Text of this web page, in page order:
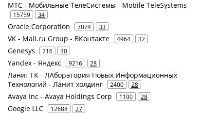
МТС - Мобильные ТелеСистемы - Mobile TeleSystems
15759 34
Oracle Corporation 7074 33
VK - Mail.ru Group - ВКонтакте 4964 32
Genesys 216 30
Yandex - Яндекс 9216 28
Ланит ГК - ЛАборатория Новых Информационных
Технологий - Ланит холдинг
2400 28
Avaya Inc - Avaya Holdings Corp 1100 28
Google LLC 12688 27